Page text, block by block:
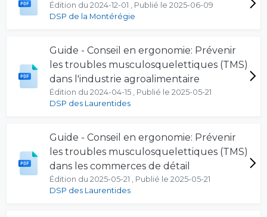
Édition du 2024-12-01 , Publié le 2025-06-09
DSP de la Montérégie
Guide - Conseil en ergonomie: Prévenir
les troubles musculosquelettiques (TMS)
dans l'industrie agroalimentaire
Édition du 2024-04-15 , Publié le 2025-05-21
DSP des Laurentides
Guide - Conseil en ergonomie: Prévenir
les troubles musculosquelettiques (TMS)
dans les commerces de détail
Édition du 2025-05-21 , Publié le 2025-05-21
DSP des Laurentides